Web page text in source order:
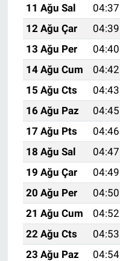
11 Ağu Sal
04:37
12 Ağu Çar
04:39
13 Ağu Per
04:40
14 Ağu Cum
04:42
15 Ağu Cts
04:43
16 Ağu Paz
04:45
17 Ağu Pts
04:46
18 Ağu Sal
04:47
19 Ağu Çar
04:49
20 Ağu Per
04:50
21 Ağu Cum
04:52
22 Ağu Cts
04:53
23 Ağu Paz
04:54